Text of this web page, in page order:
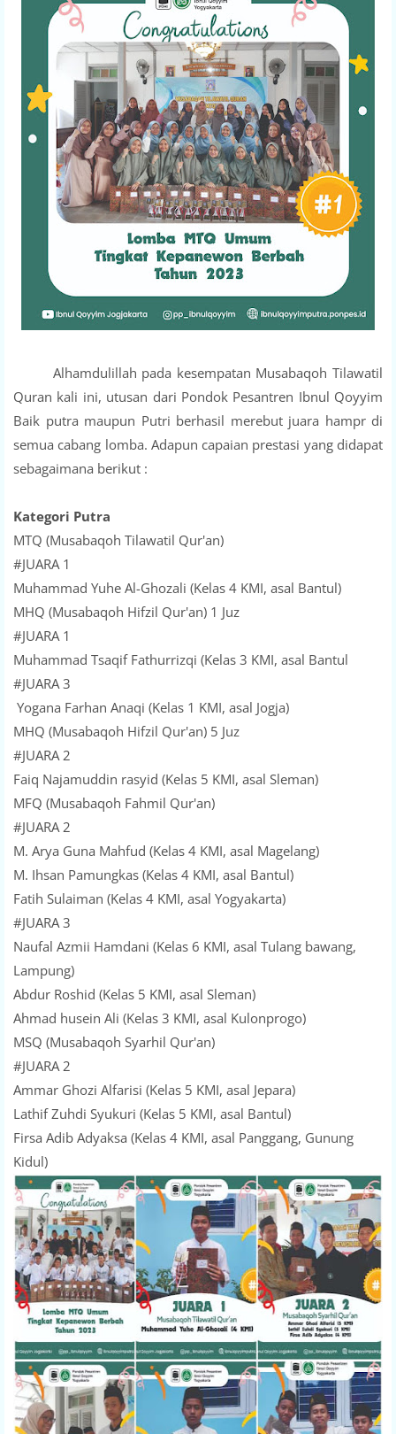
Alhamdulillah pada kesempatan Musabaqoh Tilawatil
Quran kali ini, utusan dari Pondok Pesantren Ibnul Qoyyim
Baik putra maupun Putri berhasil merebut juara hampr di
semua cabang lomba. Adapun capaian prestasi yang didapat
sebagaimana berikut :
Kategori Putra
MTQ (Musabaqoh Tilawatil Qur'an)
#JUARA 1
Muhammad Yuhe Al-Ghozali (Kelas 4 KMI, asal Bantul)
MHQ (Musabaqoh Hifzil Qur'an) 1 Juz
#JUARA 1
Muhammad Tsaqif Fathurrizqi (Kelas 3 KMI, asal Bantul
#JUARA 3
Yogana Farhan Anaqi (Kelas 1 KMI, asal Jogja)
MHQ (Musabaqoh Hifzil Qur'an) 5 Juz
#JUARA 2
Faiq Najamuddin rasyid (Kelas 5 KMI, asal Sleman)
MFQ (Musabaqoh Fahmil Qur'an)
#JUARA 2
M. Arya Guna Mahfud (Kelas 4 KMI, asal Magelang)
M. Ihsan Pamungkas (Kelas 4 KMI, asal Bantul)
Fatih Sulaiman (Kelas 4 KMI, asal Yogyakarta)
#JUARA 3
Naufal Azmii Hamdani (Kelas 6 KMI, asal Tulang bawang,
Lampung)
Abdur Roshid (Kelas 5 KMI, asal Sleman)
Ahmad husein Ali (Kelas 3 KMI, asal Kulonprogo)
MSQ (Musabaqoh Syarhil Qur'an)
#JUARA 2
Ammar Ghozi Alfarisi (Kelas 5 KMI, asal Jepara)
Lathif Zuhdi Syukuri (Kelas 5 KMI, asal Bantul)
Firsa Adib Adyaksa (Kelas 4 KMI, asal Panggang, Gunung
Kidul)